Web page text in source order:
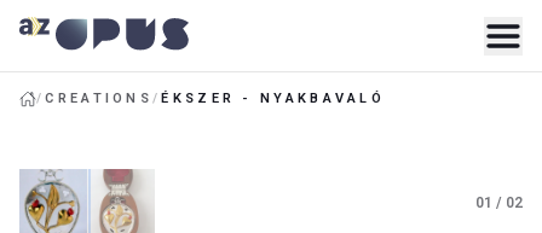
/CREATIONS/ÉKSZER - NYAKBAVALÓ
01 / 02